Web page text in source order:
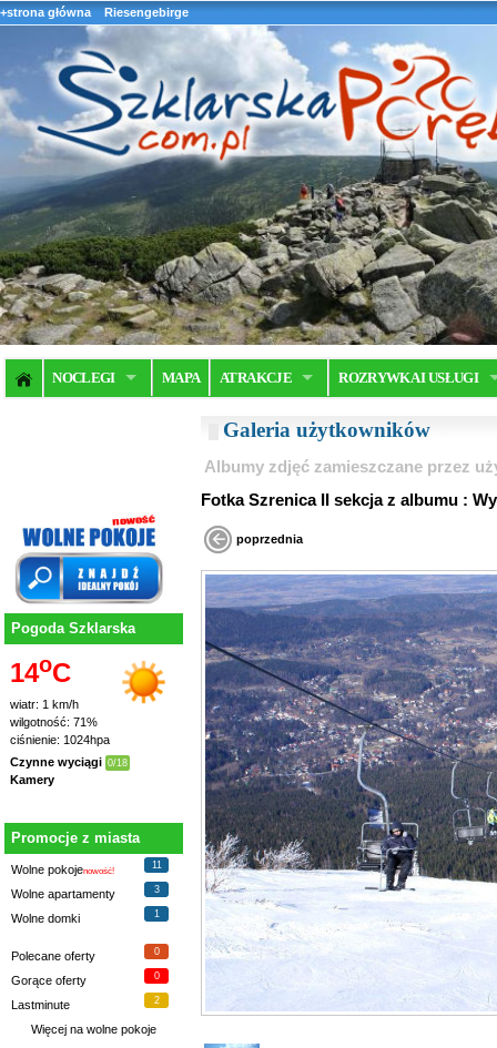
+strona główna Riesengebirge
NOCLEGI MAPA ATRAKCJE ROZRYWKA I USŁUGI
Pogoda Szklarska
14oC
wiatr: 1 km/h
wilgotność: 71%
ciśnienie: 1024hpa
Czynne wyciągi 0/18
Kamery
Promocje z miasta
Wolne pokojenowość!
11
Wolne apartamenty 3
Wolne domki 1
Polecane oferty 0
Gorące oferty 0
Lastminute 2
Więcej na wolne pokoje
Galeria użytkowników
Albumy zdjęć zamieszczane przez
Fotka Szrenica II sekcja z albumu :
poprzednia